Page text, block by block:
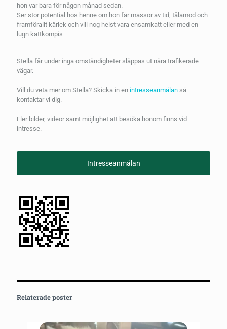
hon var bara för någon månad sedan.
Ser stor potential hos henne om hon får massor av tid, tålamod och
framförallt kärlek och vill nog helst vara ensamkatt eller med en
lugn kattkompis
Stella får under inga omständigheter släppas ut nära trafikerade
vägar.
Vill du veta mer om Stella? Skicka in en intresseanmälan så
kontaktar vi dig.
Fler bilder, videor samt möjlighet att besöka honom finns vid
intresse.
Intresseanmälan
Relaterade poster